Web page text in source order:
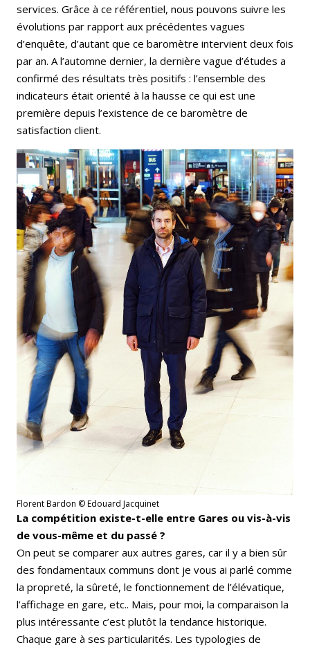
services. Grâce à ce référentiel, nous pouvons suivre les
évolutions par rapport aux précédentes vagues
d’enquête, d’autant que ce baromètre intervient deux fois
par an. A l’automne dernier, la dernière vague d’études a
confirmé des résultats très positifs : l’ensemble des
indicateurs était orienté à la hausse ce qui est une
première depuis l’existence de ce baromètre de
satisfaction client.
Florent Bardon © Edouard Jacquinet
La compétition existe-t-elle entre Gares ou vis-à-vis
de vous-même et du passé ?
On peut se comparer aux autres gares, car il y a bien sûr
des fondamentaux communs dont je vous ai parlé comme
la propreté, la sûreté, le fonctionnement de l’élévatique,
l’affichage en gare, etc.. Mais, pour moi, la comparaison la
plus intéressante c’est plutôt la tendance historique.
Chaque gare à ses particularités. Les typologies de